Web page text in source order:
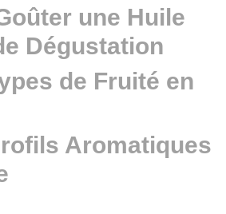
une Huile
Dégustation
de Fruité en
Aromatiques